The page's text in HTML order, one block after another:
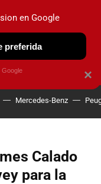
OBSERVATORIO
Mercedes-Benz
Calado
para la
×
en Google
preferida
Google